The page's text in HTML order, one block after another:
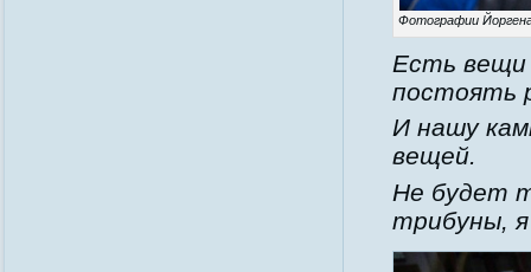
Фотографии
Есть
постоять
И нашу
вещей.
Не будет
трибуны,